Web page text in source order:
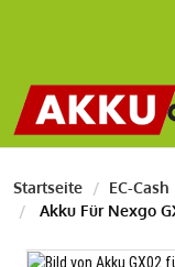
Startseite EC-
Akku Für Nexgo